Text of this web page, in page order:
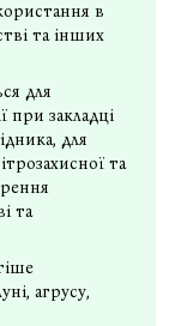
в
та інших
для
при закладці
для
та
та
агрусу,